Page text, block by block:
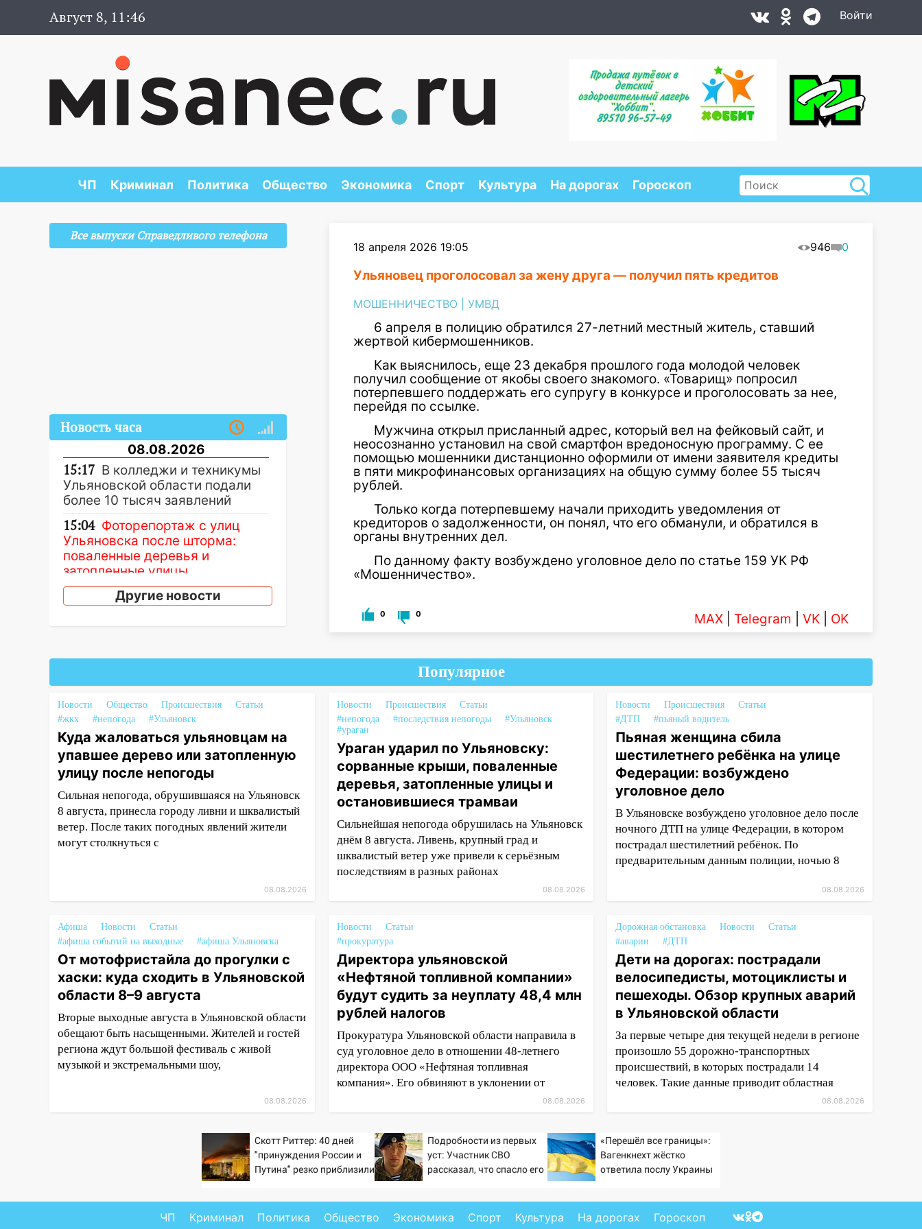
Август 8, 11:46 Войти
ЧП Криминал Политика Общество Экономика Спорт Культура На дорогах Гороскоп
18 апреля 2026 19:05 946 0
Ульяновец проголосовал за жену друга — получил пять кредитов
МОШЕННИЧЕСТВО УМВД
6 апреля в полицию обратился 27-летний местный житель, ставший
жертвой кибермошенников.
Как выяснилось, еще 23 декабря прошлого года молодой человек
получил сообщение от якобы своего знакомого. «Товарищ» попросил
потерпевшего поддержать его супругу в конкурсе и проголосовать за нее,
перейдя по ссылке.
Мужчина открыл присланный адрес, который вел на фейковый сайт, и
неосознанно установил на свой смартфон вредоносную программу. С ее
помощью мошенники дистанционно оформили от имени заявителя кредиты
в пяти микрофинансовых организациях на общую сумму более 55 тысяч
рублей.
Только когда потерпевшему начали приходить уведомления от
кредиторов о задолженности, он понял, что его обманули, и обратился в
органы внутренних дел.
По данному факту возбуждено уголовное дело по статье 159 УК РФ
«Мошенничество».
0 0 MAX Telegram VK OK
Все выпуски Справедливого телефона
Новость часа
08.08.2026
15:17 В колледжи и техникумы
Ульяновской области подали
более 10 тысяч заявлений
15:04 Фоторепортаж с улиц
Ульяновска после шторма:
поваленные деревья и
затопленные улицы
Ураган вырвал остановку
коммунальщиков
14:16
Шторм продолжает
ломать город: на улице Любови
Шевцовой рухнул светофор
14:14 Студента из Ульяновска
обманули мошенники под
видом преподавателя
14:12 Куда жаловаться
ульяновцам на упавшее дерево
или затопленную улицу после
опалубку со строящегося дома
13:54 В мэрии Ульяновска
рассказали, как устраняют
последствия мощного шторма
13:49 Стихия продолжает
крушить Ульяновск: дерево
рухнуло на дом на
Орджоникидзе
13:47
На Нижней Террасе
крышу с СТО на проспекте
Непогода продолжает
Ульяновске трамвай сошёл с
Другие новости
Популярное
Новости Общество Происшествия
Статьи
#жкх
#непогода #Ульяновск
Куда жаловаться ульяновцам на
упавшее дерево или затопленную
улицу после непогоды
Сильная непогода, обрушившаяся на Ульяновск
8 августа, принесла городу ливни и шквалистый
ветер. После таких погодных явлений жители
могут столкнуться с
08.08.2026
Новости Происшествия
Статьи
#непогода
#последствия непогоды
#Ульяновск
#ураган
Ураган ударил по Ульяновску:
сорванные крыши, поваленные
деревья, затопленные улицы и
остановившиеся трамваи
Сильнейшая непогода обрушилась на Ульяновск
днём 8 августа. Ливень, крупный град и
шквалистый ветер уже привели к серьёзным
последствиям в разных районах
08.08.2026
Новости Происшествия
Статьи
#ДТП
#пьяный водитель
Пьяная женщина сбила
шестилетнего ребёнка на улице
Федерации: возбуждено
уголовное дело
В Ульяновске возбуждено уголовное дело после
ночного ДТП на улице Федерации, в котором
пострадал шестилетний ребёнок. По
предварительным данным полиции, ночью 8
08.08.2026
Афиша Новости
Статьи
#афиша событий на выходные
#афиша Ульяновска
От мотофристайла до прогулки с
хаски: куда сходить в Ульяновской
области 8–9 августа
Вторые выходные августа в Ульяновской области
обещают быть насыщенными. Жителей и гостей
региона ждут большой фестиваль с живой
музыкой и экстремальными шоу,
08.08.2026
Новости
Статьи
#прокуратура
Директора ульяновской
«Нефтяной топливной компании»
будут судить за неуплату 48,4 млн
рублей налогов
Прокуратура Ульяновской области направила в
суд уголовное дело в отношении 48-летнего
директора ООО «Нефтяная топливная
компания». Его обвиняют в уклонении от
08.08.2026
Дорожная обстановка Новости
Статьи
#аварии
#ДТП
Дети на дорогах: пострадали
велосипедисты, мотоциклисты и
пешеходы. Обзор крупных аварий
в Ульяновской области
За первые четыре дня текущей недели в регионе
произошло 55 дорожно-транспортных
происшествий, в которых пострадали 14
человек. Такие данные приводит областная
08.08.2026
Скотт Риттер: 40 дней
"принуждения России и
Путина" резко приблизили
Подробности из первых
уст: Участник СВО
рассказал, что спасло его
«Перешёл все границы»:
Вагенкнехт жёстко
ответила послу Украины
ЧП Криминал Политика Общество Экономика Спорт Культура На дорогах Гороскоп